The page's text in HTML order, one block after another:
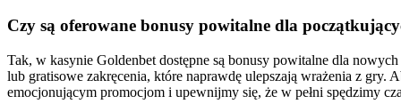
Czy są oferowane bonusy powitalne dla
Tak, w kasynie Goldenbet dostępne są bonusy powitalne dla
lub gratisowe zakręcenia, które naprawdę ulepszają wrażenia z
emocjonującym promocjom i upewnijmy się, że w pełni spędzimy